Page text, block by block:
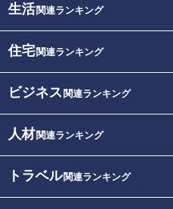
生活関連ランキング
住宅関連ランキング
ビジネス 関連ランキング
人材関連ランキング
トラベル関連ランキング